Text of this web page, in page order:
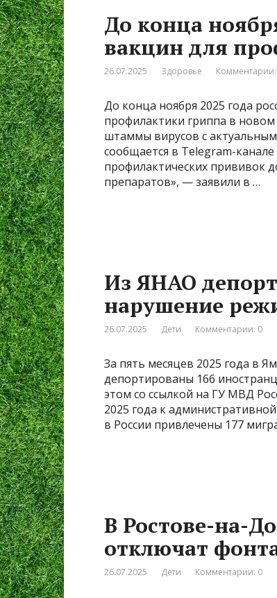
До конца
вакцин для
26.07.2025 Здоровье
До конца ноября 2025 года
профилактики гриппа в новом
штаммы вирусов с
сообщается в Telegram-
профилактических прививок
препаратов», — заявили в …
Из ЯНАО
нарушение
26.07.2025 Дети Комментарии: 0
За пять месяцев 2025 года в
депортированы 166
этом со ссылкой на ГУ МВД
2025 года к
в России привлечены 177
В Ростове-на-
отключат
26.07.2025 Дети Комментарии: 0